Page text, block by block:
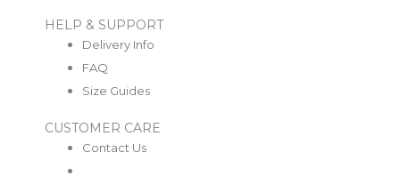
HELP & SUPPORT
Delivery Info
FAQ
Size Guides
CUSTOMER CARE
Contact Us